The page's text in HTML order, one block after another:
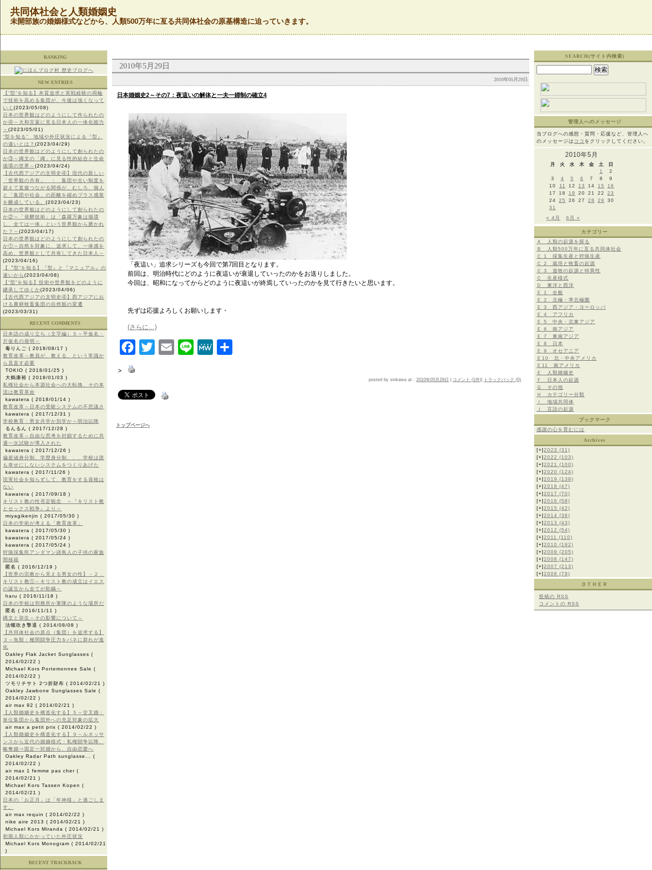
共同体社会と人類婚姻史
未開部族の婚姻様式などから、人類500万年に亙る共同体社会の原基構造に迫っていきます。
RANKING
NEW ENTRIES
【”型”を知る】本質追求と実戦経験の両輪
で技術を高める集団が、今後は強くなって
いく (2023/05/08)
日本の世界観はどのようにして作られたの
か④～大和言葉に見る日本人の一体化能力
～ (2023/05/01)
“型を知る” 地域や外圧状況による『型』
の違いとは？ (2023/04/29)
日本の世界観はどのようにして創られたの
か③～縄文の「縄」に見る性的結合と生命
循環の世界～ (2023/04/24)
【古代西アジアの文明史④】現代の新しい
「世界観の共有」 ： 集団や古い制度を
超えて直接つながる関係が、むしろ、個人
と「集団や社会」の距離を縮めプラス感覚
を醸成している。 (2023/04/23)
日本の世界観はどのようにして創られたの
か②～「発酵技術」は「森羅万象は循環
し、全ては一体」という世界観から磨かれ
た？～ (2023/04/17)
日本の世界観はどのようにして創られたの
か①～自然を対象に、追求して、一体感を
高め、世界観として共有してきた日本人～
(2023/04/16)
【〝型”を知る】『型』と『マニュアル』の
違いから(2023/04/08)
【“型”を知る】技術や世界観をどのように
継承してゆくか(2023/04/06)
【古代西アジアの文明史④】西アジアにお
ける農耕牧畜集団の自然観の変遷
(2023/03/31)
RECENT COMMENTS
日本語の成り立ち（文字編）５～平仮名・
片仮名の発明～
毒りんご ( 2018/08/17 )
教育改革～教員が、教える、という常識か
ら見直す必要
TOKIO ( 2018/01/25 )
大鶴康裕 ( 2018/01/03 )
私権社会から本源社会への大転換、その本
流は教育革命
kawatera ( 2018/01/14 )
教育改革～日本の受験システムの不思議さ
kawatera ( 2017/12/31 )
学校教育：男女共学か別学か～明治以降
るんるん ( 2017/12/28 )
教育改革～自由な思考を封鎖するために共
通一次試験が導入された
kawatera ( 2017/12/26 )
偏差値身分制、学歴身分制、、、学校は誰
も幸せにしないシステムをつくりあげた
kawatera ( 2017/11/26 )
現実社会を知らずして、教育をする資格は
ない
kawatera ( 2017/09/18 )
キリスト教の性否定観念 ～『キリスト教
とセックス戦争』より～
miyagikenjin ( 2017/05/30 )
日本の学術が考える「教育改革」
kawatera ( 2017/05/30 )
kawatera ( 2017/05/24 )
kawatera ( 2017/05/24 )
狩猟採集民アンダマン諸島人の子供の家族
間移籍
匿名 ( 2016/12/19 )
【世界の宗教から見える男女の性】－２．
キリスト教①～キリスト教の成立はイエス
の誕生から全てが欺瞞～
haru ( 2016/11/18 )
日本の学校は刑務所か軍隊のような場所だ
匿名 ( 2016/11/11 )
縄文と弥生～その影響について～
法螺吹き撃退 ( 2014/08/08 )
【共同体社会の原点（集団）を追求する】
３～魚類：種間闘争圧力をバネに群れが進
化
Oakley Flak Jacket Sunglasses (
2014/02/22 )
Michael Kors Portemonnee Sale (
2014/02/22 )
ツモリチサト 2つ折財布 ( 2014/02/21 )
Oakley Jawbone Sunglasses Sale (
2014/02/22 )
air max 92 ( 2014/02/21 )
【人類婚姻史を構造化する】５～交叉婚：
単位集団から集団外への充足対象の拡大
air max a petit prix ( 2014/02/22 )
【人類婚姻史を構造化する】９～ルネッサ
ンスから近代の婚姻様式：私権闘争以降、
略奪婚⇒固定一対婚から、自由恋愛へ
Oakley Radar Path sunglasse... (
2014/02/22 )
air max 1 femme pas cher (
2014/02/21 )
Michael Kors Tassen Kopen (
2014/02/21 )
日本の「お正月」は「年神様」と過ごしま
す。
air max requin ( 2014/02/22 )
nike aire 2013 ( 2014/02/21 )
Michael Kors Miranda ( 2014/02/21 )
初期人類にかかっていた外圧状況
Michael Kors Monogram ( 2014/02/21
)
RECENT TRACKBACK
2010年5月29日
2010年05月29日
日本婚姻史2～その7：夜這いの解体と一夫一婦制の確立4
「夜這い」追求シリーズも今回で第7回目となります。
前回は、明治時代にどのように夜這いが衰退していったのかをお送りしました。
今回は、昭和になってからどのように夜這いが終焉していったのかを見て行きたいと思います。
先ずは応援よろしくお願いします・
(さらに…)
Facebook
Twitter
EmailLineMeWe
>
posted by sinkawa at : 2010年05月29日 コメント (1件)| トラックバック (0)
トップページへ
SEARCH(サイト内検索)
索:
管理人へのメッセージ
当ブログへの感想・質問・応援など、管理人へ
のメッセージは ココ をクリックしてください。
2010年5月
月 火 水 木 金 土
日
1
2
3
4 5 6 7 8
9
10
11 12 13 14 15
16
17
18 19 20 21 22
23
24
25 26 27 28 29
30
31
« 4月
6月 »
カテゴリー
Ａ 人類の起源を探る
Ｂ 人類500万年に亙る共同体社会
Ｃ 1 採集生産と狩猟生産
Ｃ 2 栽培と牧畜の起源
Ｃ 3 遊牧の起源と特異性
Ｃ 生産様式
Ｄ 東洋と西洋
Ｅ 1 全般
Ｅ 2 北極・準北極圏
Ｅ 3 西アジア・ヨーロッパ
Ｅ 4 アフリカ
Ｅ 5 中央・北東アジア
Ｅ 6 南アジア
Ｅ 7 東南アジア
Ｅ 8 日本
Ｅ 9 オセアニア
Ｅ10 北・中央アメリカ
Ｅ11 南アメリカ
Ｅ 人類婚姻史
Ｆ 日本人の起源
Ｇ その他
Ｈ カテゴリー分類
Ｉ 地域共同体
Ｊ 言語の起源
ブックマーク
感謝の心を育むには
Archives
[+]2023 (31)
[+]2022 (103)
[+]2021 (100)
[+]2020 (124)
[+]2019 (139)
[+]2018 (47)
[+]2017 (70)
[+]2016 (58)
[+]2015 (42)
[+]2014 (36)
[+]2013 (43)
[+]2012 (54)
[+]2011 (110)
[+]2010 (192)
[+]2009 (205)
[+]2008 (147)
[+]2007 (213)
[+]2006 (79)
ＯＴＨＥＲ
投稿の RSS
コメントの RSS